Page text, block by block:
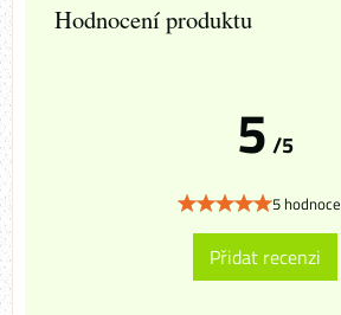
Hodnocení produktu
5 /5
5
Přidat recenzi